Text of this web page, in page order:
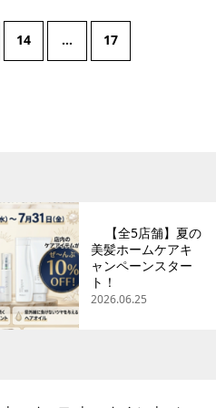
14 … 17
【全5店舗】夏の
美髪ホームケアキ
ャンペーンスター
ト！
2026.06.25